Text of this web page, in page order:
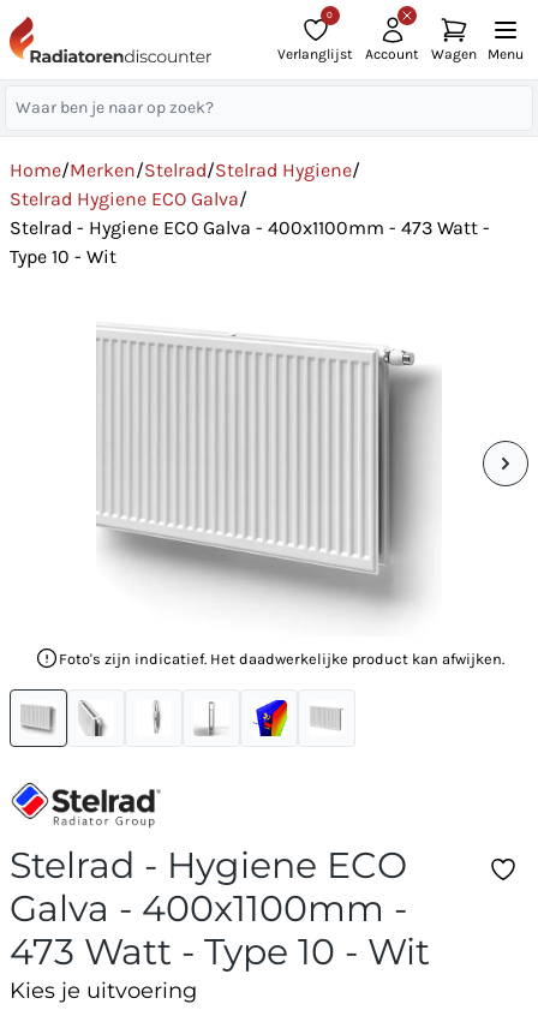
0
Verlanglijst Account Wagen Menu
Home/Merken/Stelrad/Stelrad Hygiene/
Stelrad Hygiene ECO Galva/
Stelrad - Hygiene ECO Galva - 400x1100mm - 473 Watt -
Type 10 - Wit
Foto's zijn indicatief. Het daadwerkelijke product kan afwijken.
Stelrad - Hygiene ECO
Galva - 400x1100mm -
473 Watt - Type 10 - Wit
Kies je uitvoering